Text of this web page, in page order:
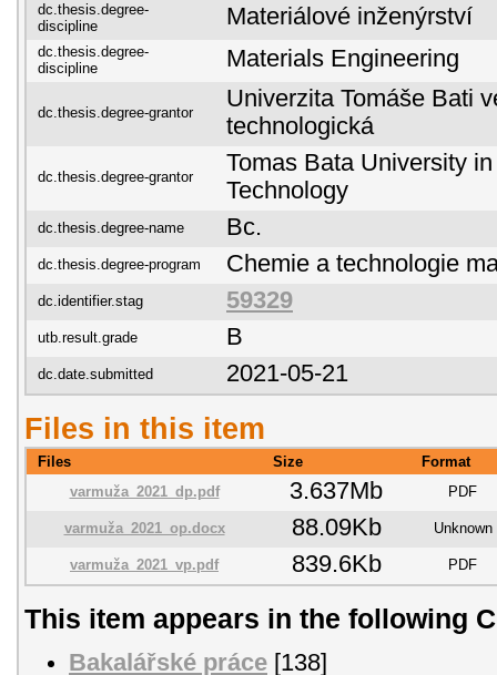
dc.thesis.degree-
discipline
Materiálové inženýrství
dc.thesis.degree-
discipline
Materials Engineering
dc.thesis.degree-grantor
Univerzita Tomáše Bati
technologická
dc.thesis.degree-grantor
Tomas Bata University
Technology
dc.thesis.degree-name Bc.
dc.thesis.degree-program Chemie a technologie
dc.identifier.stag 59329
utb.result.grade B
dc.date.submitted 2021-05-21
Files in this item
Files Size
Format
varmuža_2021_dp.pdf
3.637Mb PDF
varmuža_2021_op.docx 88.09Kb Unknown
varmuža_2021_vp.pdf 839.6Kb PDF
This item appears in the following
Bakalářské práce [138]